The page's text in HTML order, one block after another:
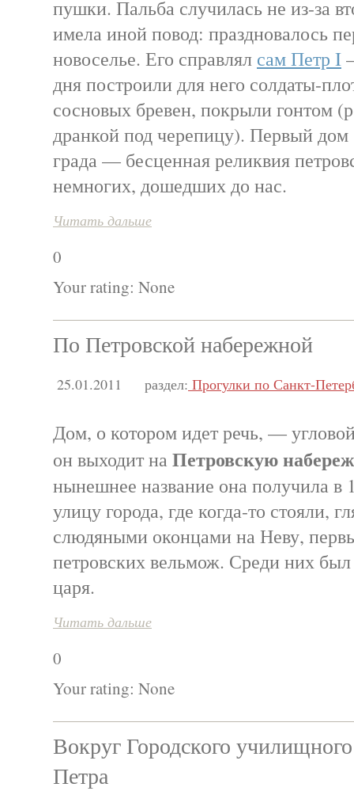
пушки. Пальба случилась не из-за
имела иной повод: праздновалось
новоселье. Его справлял сам Петр I
дня построили для него солдаты-
сосновых бревен, покрыли гонтом
дранкой под черепицу). Первый дом
града — бесценная реликвия
немногих, дошедших до нас.
Читать дальше
0
Your rating: None
По Петровской набережной
25.01.2011 раздел: Прогулки по Санкт-
Дом, о котором идет речь, —
он выходит наПетровскую
нынешнее название она получила в
улицу города, где когда-то стояли,
слюдяными оконцами на Неву,
петровских вельмож. Среди них
царя.
Читать дальше
0
Your rating: None
Вокруг Городского
Петра